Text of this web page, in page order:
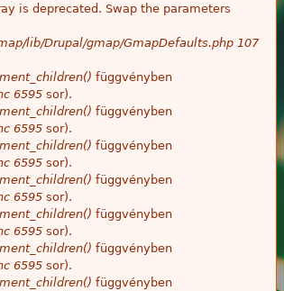
is deprecated. Swap the parameters
lib/Drupal/gmap/GmapDefaults.php 107
függvényben
6595 sor).
függvényben
6595 sor).
függvényben
6595 sor).
függvényben
6595 sor).
függvényben
6595 sor).
függvényben
6595 sor).
függvényben